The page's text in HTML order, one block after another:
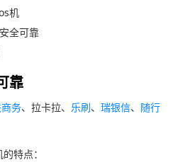
机
全可靠
靠
务、拉卡拉、 乐刷、 瑞银信、 随行
特点：